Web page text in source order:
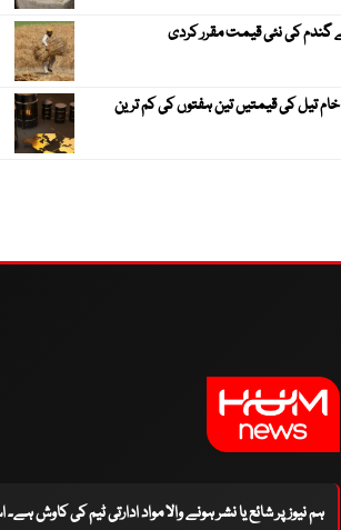
کی نئی قیمت مقرر کردی
تیل کی قیمتیں تین ہفتوں کی کم ترین
ہم نیوز پر شائع یا نشر ہونے والا مواد ادارتی ٹیم کی کاوش